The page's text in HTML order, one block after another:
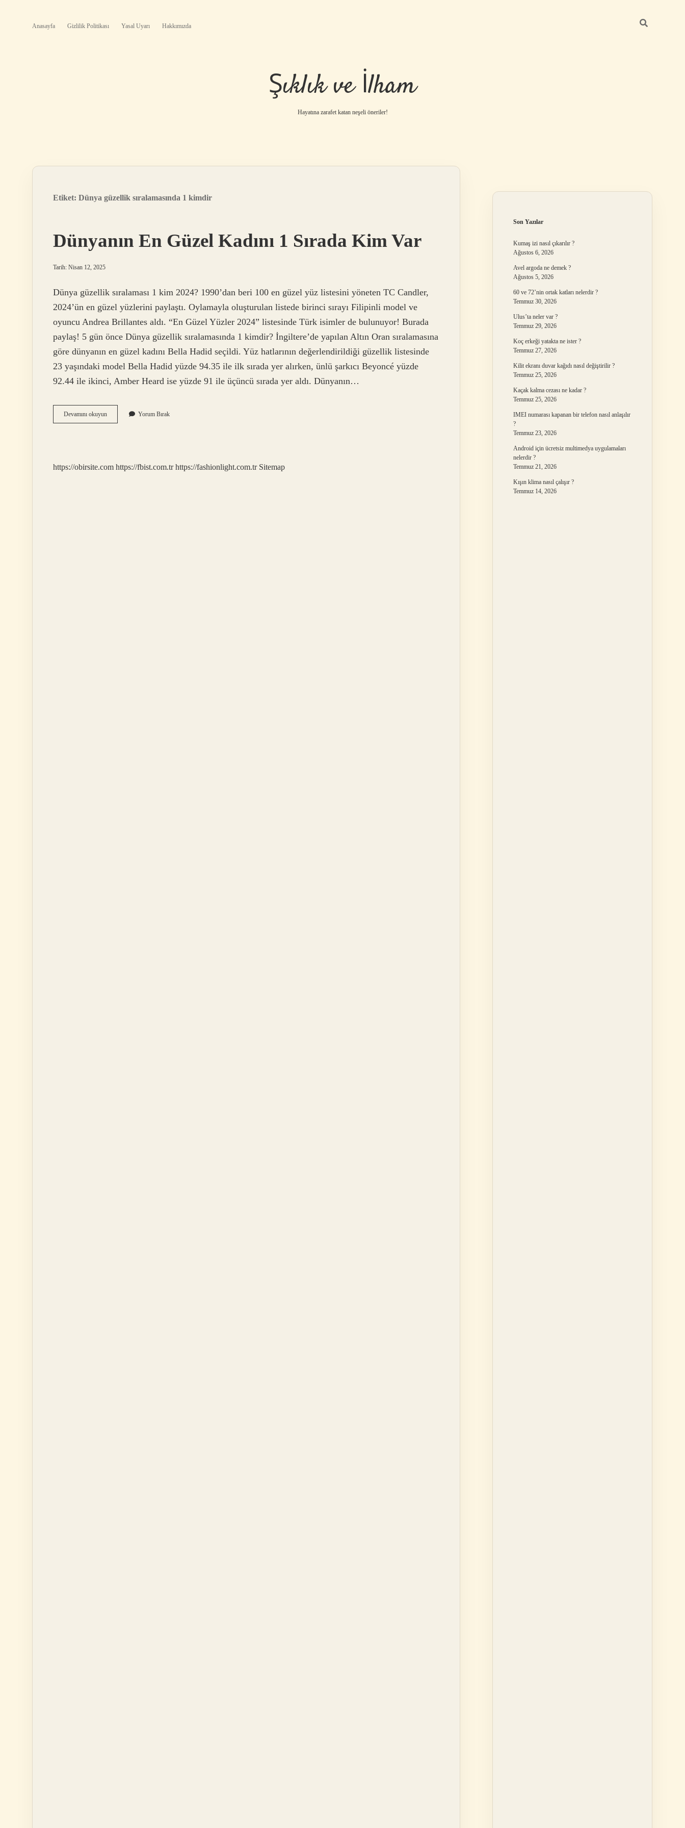
Anasayfa Gizlilik Politikası Yasal Uyarı Hakkımızda
Şıklık ve İlham
Hayatına zarafet katan neşeli öneriler!
Etiket: Dünya güzellik sıralamasında 1 kimdir
Dünyanın En Güzel Kadını 1 Sırada Kim Var
Tarih: Nisan 12, 2025
Dünya güzellik sıralaması 1 kim 2024? 1990’dan beri 100 en güzel yüz listesini yöneten TC Candler,
2024’ün en güzel yüzlerini paylaştı. Oylamayla oluşturulan listede birinci sırayı Filipinli model ve
oyuncu Andrea Brillantes aldı. “En Güzel Yüzler 2024” listesinde Türk isimler de bulunuyor! Burada
paylaş! 5 gün önce Dünya güzellik sıralamasında 1 kimdir? İngiltere’de yapılan Altın Oran sıralamasına
göre dünyanın en güzel kadını Bella Hadid seçildi. Yüz hatlarının değerlendirildiği güzellik listesinde
23 yaşındaki model Bella Hadid yüzde 94.35 ile ilk sırada yer alırken, ünlü şarkıcı Beyoncé yüzde
92.44 ile ikinci, Amber Heard ise yüzde 91 ile üçüncü sırada yer aldı. Dünyanın…
Devamını okuyunDünyanın
En
Kim
Yorum Bırak
https://obirsite.com https://fbist.com.tr https://fashionlight.com.tr Sitemap
Son Yazılar
Kumaş izi nasıl çıkarılır ?
Ağustos 6, 2026
Avel argoda ne demek ?
Ağustos 5, 2026
60 ve 72’nin ortak katları nelerdir ?
Temmuz 30, 2026
Ulus’ta neler var ?
Temmuz 29, 2026
Koç erkeği yatakta ne ister ?
Temmuz 27, 2026
Kilit ekranı duvar kağıdı nasıl değiştirilir ?
Temmuz 25, 2026
Kaçak kalma cezası ne kadar ?
Temmuz 25, 2026
IMEI numarası kapanan bir telefon nasıl anlaşılır
?
Temmuz 23, 2026
Android için ücretsiz multimedya uygulamaları
nelerdir ?
Temmuz 21, 2026
Kışın klima nasıl çalışır ?
Temmuz 14, 2026